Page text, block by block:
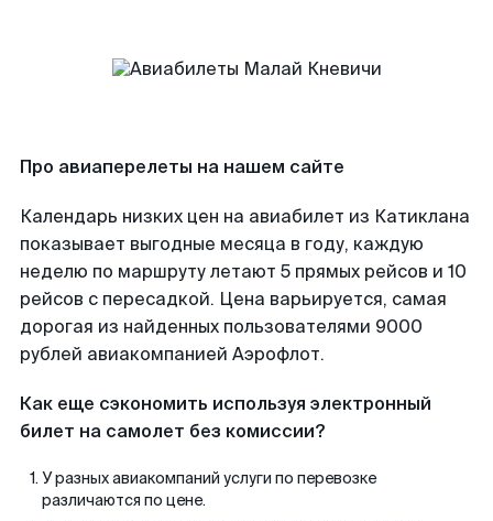
Про авиаперелеты на нашем сайте
Календарь низких цен на авиабилет из Катиклана
показывает выгодные месяца в году, каждую
неделю по маршруту летают 5 прямых рейсов и 10
рейсов с пересадкой. Цена варьируется, самая
дорогая из найденных пользователями 9000
рублей авиакомпанией Аэрофлот.
Как еще сэкономить используя электронный
билет на самолет без комиссии?
У разных авиакомпаний услуги по перевозке
различаются по цене.